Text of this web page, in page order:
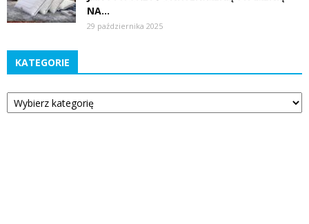
NA...
29 października 2025
KATEGORIE
Kategorie